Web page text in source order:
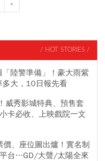
»
/ HOT STORIES /
陸警準備」！豪大雨紫
多大，10日報先看
威秀影城特典、預售套
卡必收、上映戲院一文
價、座位圖出爐！實名制
台…GD/大聲/太陽全來